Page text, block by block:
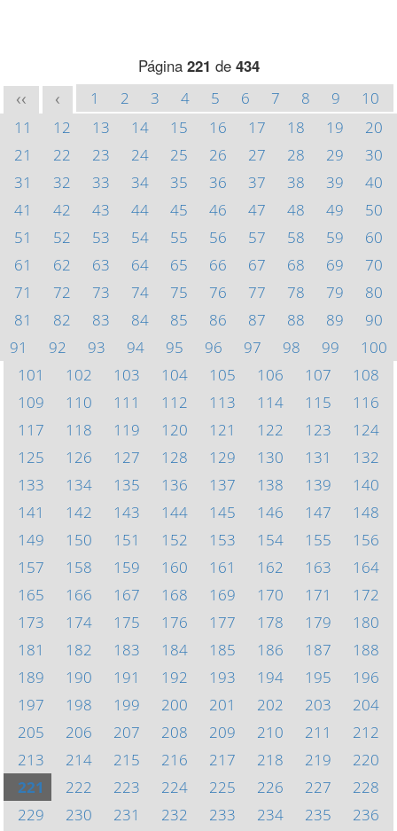
Página 221 de 434
<< < 1 2 3 4 5 6 7 8 9
10
11
12 13 14 15 16 17 18 19
20
21
22 23 24 25 26 27 28 29
30
31
32 33 34 35 36 37 38 39
40
41
42 43 44 45 46 47 48 49
50
51
52 53 54 55 56 57 58 59
60
61
62 63 64 65 66 67 68 69
70
71
72 73 74 75 76 77 78 79
80
81
82 83 84 85 86 87 88 89
90
91
92 93 94 95 96 97 98 99
100
101
102 103 104 105 106 107
108
109
110 111 112 113 114 115
116
117
118 119 120 121 122 123
124
125
126 127 128 129 130 131
132
133
134 135 136 137 138 139
140
141
142 143 144 145 146 147
148
149
150 151 152 153 154 155
156
157
158 159 160 161 162 163
164
165
166 167 168 169 170 171
172
173
174 175 176 177 178 179
180
181
182 183 184 185 186 187
188
189
190 191 192 193 194 195
196
197
198 199 200 201 202 203
204
205
206 207 208 209 210 211
212
213
214 215 216 217 218 219
220
221
222 223 224 225 226 227
228
229
230 231 232 233 234 235
236